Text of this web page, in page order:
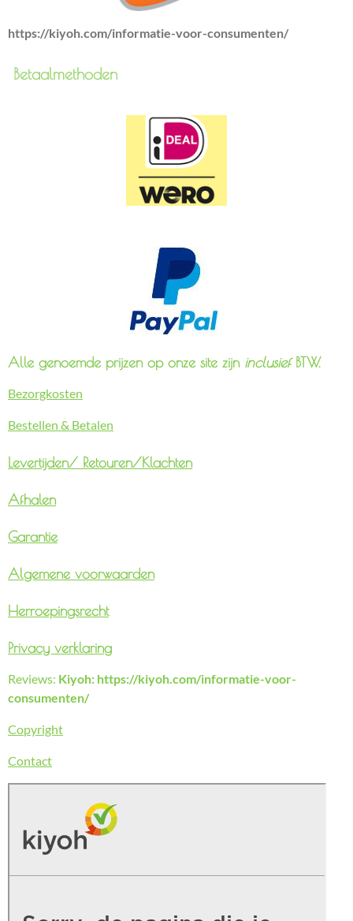
https://kiyoh.com/informatie-voor-consumenten/
Betaalmethoden
Alle genoemde prijzen op onze site zijn inclusiefBTW.
Bezorgkosten
Bestellen & Betalen
Levertijden/ Retouren/Klachten
Afhalen
Garantie
Algemene voorwaarden
Herroepingsrecht
Privacy verklaring
Reviews: Kiyoh: https://kiyoh.com/informatie-voor-
consumenten/
Copyright
Contact